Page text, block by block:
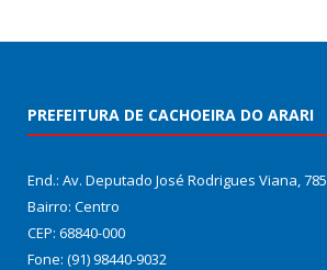
PREFEITURA DE CACHOEIRA DO ARARI
End.: Av. Deputado José Rodrigues Viana, 785
Bairro: Centro
CEP: 68840-000
Fone: (91) 98440-9032